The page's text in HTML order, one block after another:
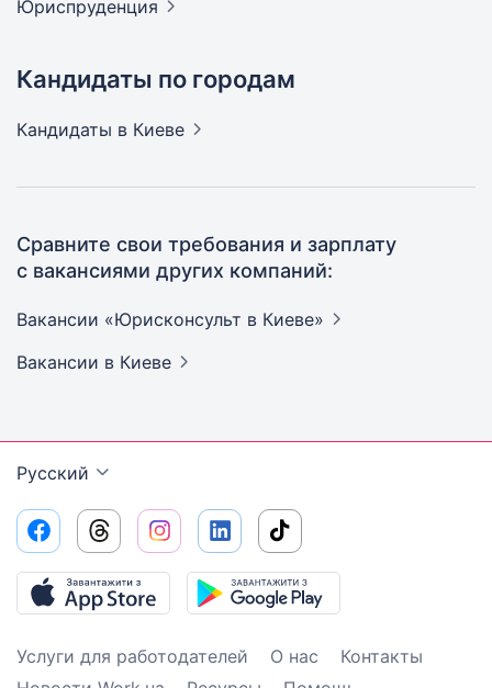
Юриспруденция
Кандидаты по городам
Кандидаты в Киеве
Сравните свои требования и зарплату
с вакансиями других компаний:
Вакансии «Юрисконсульт в Киеве»
Вакансии в Киеве
Русский
Услуги для работодателей О нас
Контакты